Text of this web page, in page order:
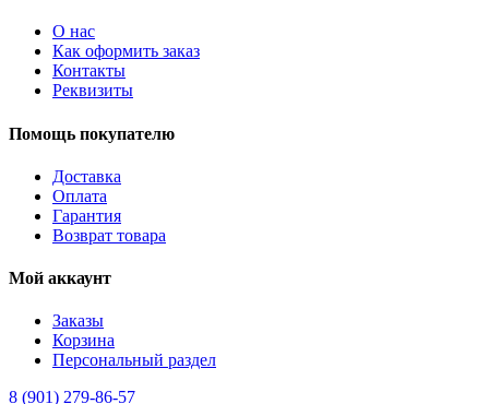
О нас
Как оформить заказ
Контакты
Реквизиты
Помощь покупателю
Доставка
Оплата
Гарантия
Возврат товара
Мой аккаунт
Заказы
Корзина
Персональный раздел
8 (901) 279-86-57